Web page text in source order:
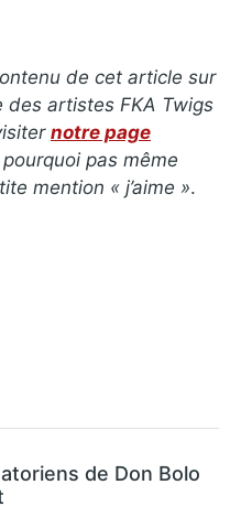
de cet article sur
des artistes FKA Twigs
notre page
pas même
mention « j’aime ».
de Don Bolo